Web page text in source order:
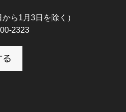
ら1月3日を除く）
2323